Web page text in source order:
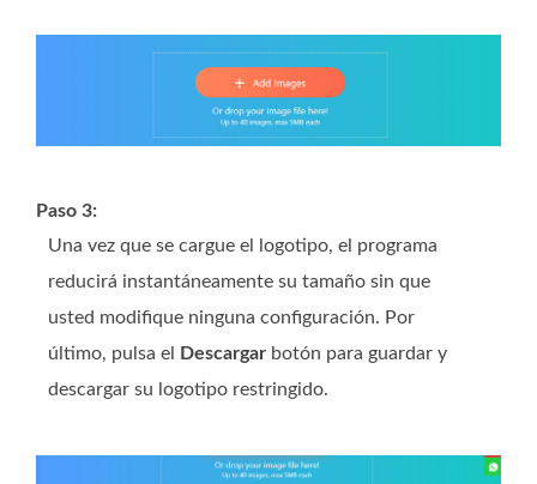
Paso 3:
Una vez que se cargue el logotipo, el programa
reducirá instantáneamente su tamaño sin que
usted modifique ninguna configuración. Por
último, pulsa el
Descargar botón para guardar y
descargar su logotipo restringido.